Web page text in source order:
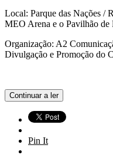
Local: Parque das Nações /
MEO Arena e o Pavilhão de
Organização: A2
Divulgação e Promoção do
Continuar a ler
Pin It